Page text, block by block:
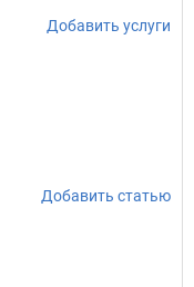
Добавить услуги
Добавить статью